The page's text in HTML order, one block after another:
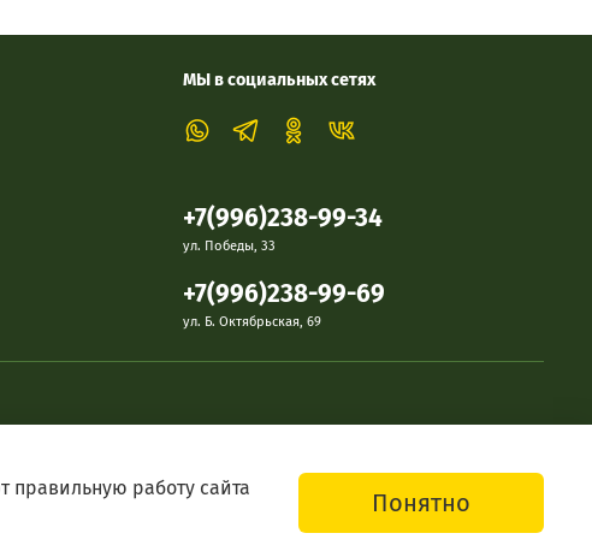
МЫ в социальных сетях
+7(996)238-99-34
ул. Победы, 33
+7(996)238-99-69
ул. Б. Октябрьская, 69
правильную работу сайта
Понятно